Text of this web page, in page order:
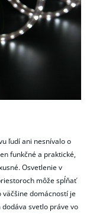
ľudí ani nesnívalo o
funkčné a praktické,
Osvetlenie v
môže spĺňať
väčšine domácností je
svetlo práve vo